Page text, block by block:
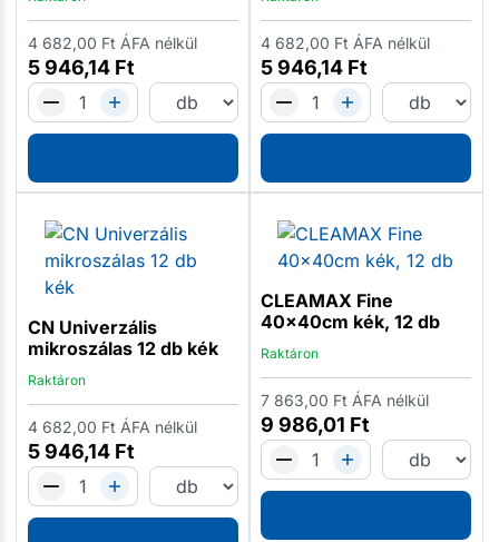
5 946,14 Ft
4 682,00 Ft ÁFA nélkül
5 946,14 Ft
4 682,00 Ft ÁFA nélkül
CN Univerzális
mikroszálas 12 db kék
Raktáron
5 946,14 Ft
4 682,00 Ft ÁFA nélkül
CLEAMAX Fine
40x40cm kék, 12 db
Raktáron
9 986,01 Ft
7 863,00 Ft ÁFA nélkül